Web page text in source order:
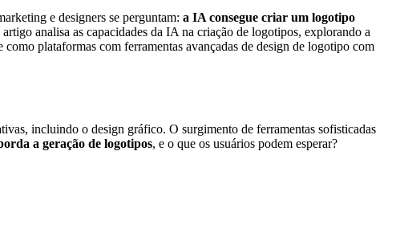
e designers se perguntam: a IA consegue criar um logotipo
analisa as capacidades da IA na criação de logotipos, explorando a
plataformas com ferramentas avançadas de design de logotipo com
incluindo o design gráfico. O surgimento de ferramentas sofisticadas
a geração de logotipos, e o que os usuários podem esperar?